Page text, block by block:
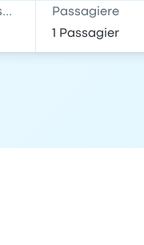
Rückfahrtsdatum Passagiere